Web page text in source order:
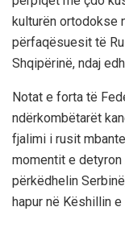
kulturën ortodokse
përfaqësuesit të
Shqipërinë, ndaj
Notat e forta të
ndërkombëtarët
fjalimi i rusit
momentit e detyron
përkëdhelin
hapur në Këshillin